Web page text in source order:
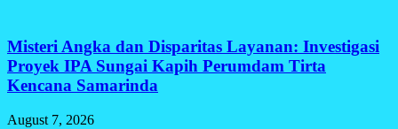
Misteri Angka dan Disparitas Layanan: Investigasi
Proyek IPA Sungai Kapih Perumdam Tirta
Kencana Samarinda
August 7, 2026